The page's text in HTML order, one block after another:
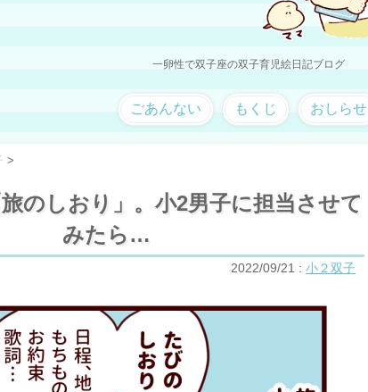
一卵性で双子座の双子育児絵日記ブログ
ごあんない もくじ おしらせ
>
のしおり」。小2男子に担当させて
みたら…
2022/09/21 : 小２双子